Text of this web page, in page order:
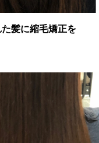
髪に縮毛矯正を